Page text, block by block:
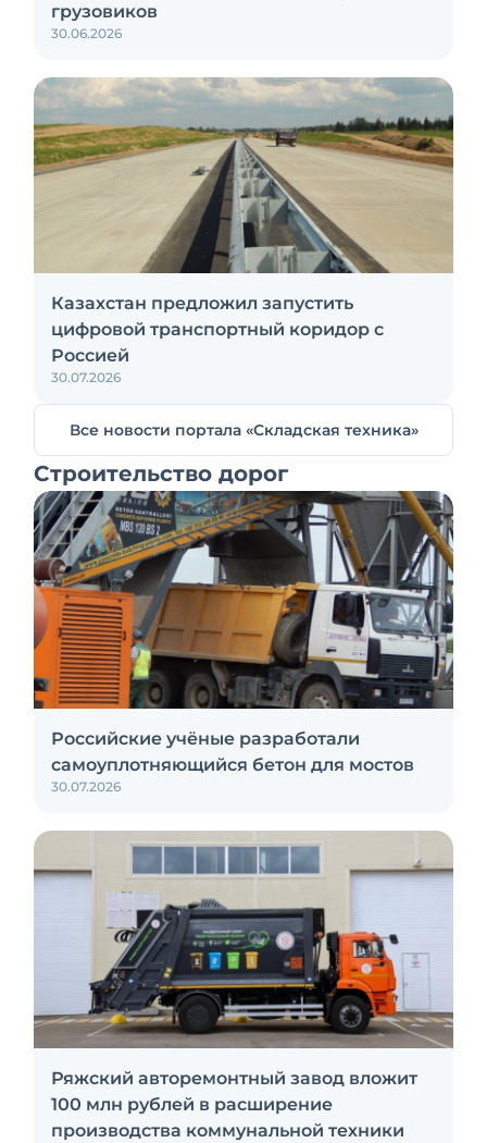
грузовиков
30.06.2026
Казахстан предложил запустить
цифровой транспортный коридор с
Россией
30.07.2026
Все новости портала «Складская техника»
Строительство дорог
Российские учёные разработали
самоуплотняющийся бетон для мостов
30.07.2026
Ряжский авторемонтный завод вложит
100 млн рублей в расширение
производства коммунальной техники